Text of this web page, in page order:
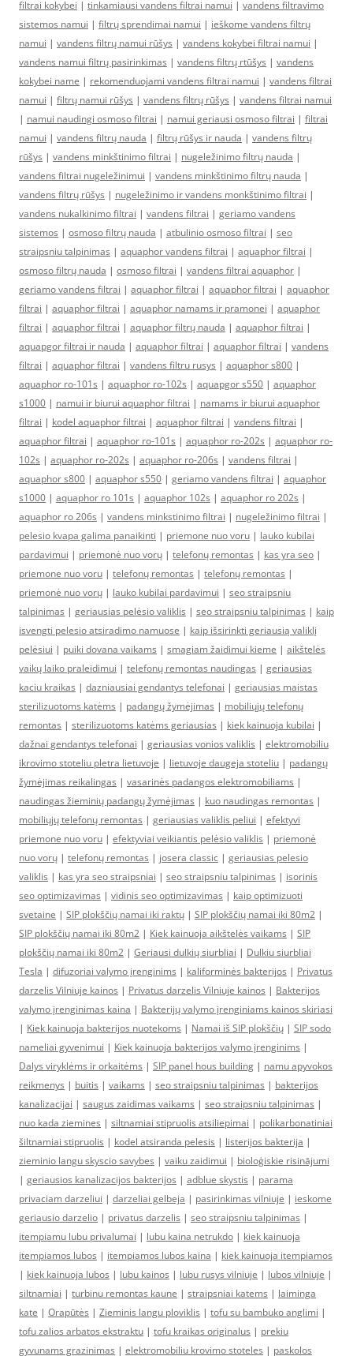
filtrai kokybei | tinkamiausi vandens filtrai namui | vandens filtravimo
sistemos namui | filtrų sprendimai namui | ieškome vandens filtrų
namui | vandens filtrų namui rūšys | vandens kokybei filtrai namui |
vandens namui filtrų pasirinkimas | vandens filtrų rtūšys | vandens
kokybei name | rekomenduojami vandens filtrai namui | vandens filtrai
namui | filtrų namui rūšys | vandens filtrų rūšys | vandens filtrai namui
| namui naudingi osmoso filtrai | namui geriausi osmoso filtrai | filtrai
namui | vandens filtrų nauda | filtrų rūšys ir nauda | vandens filtrų
rūšys | vandens minkštinimo filtrai | nugeležinimo filtrų nauda |
vandens filtrai nugeležinimui | vandens minkštinimo filtrų nauda |
vandens filtrų rūšys | nugeležinimo ir vandens monkštinimo filtrai |
vandens nukalkinimo filtrai | vandens filtrai | geriamo vandens
sistemos | osmoso filtrų nauda | atbulinio osmoso filtrai | seo
straipsniu talpinimas | aquaphor vandens filtrai | aquaphor filtrai |
osmoso filtrų nauda | osmoso filtrai | vandens filtrai aquaphor |
geriamo vandens filtrai | aquaphor filtrai | aquaphor filtrai | aquaphor
filtrai | aquaphor filtrai | aquaphor namams ir pramonei | aquaphor
filtrai | aquaphor filtrai | aquaphor filtrų nauda | aquaphor filtrai |
aquapgor filtrai ir nauda | aquaphor filtrai | aquaphor filtrai | vandens
filtrai | aquaphor filtrai | vandens filtru rusys | aquaphor s800 |
aquaphor ro-101s | aquaphor ro-102s | aquapgor s550 | aquaphor
s1000 | namui ir biurui aquaphor filtrai | namams ir biurui aquaphor
filtrai | kodel aquaphor filtrai | aquaphor filtrai | vandens filtrai |
aquaphor filtrai | aquaphor ro-101s | aquaphor ro-202s | aquaphor ro-
102s | aquaphor ro-202s | aquaphor ro-206s | vandens filtrai |
aquaphor s800 | aquaphor s550 | geriamo vandens filtrai | aquaphor
s1000 | aquaphor ro 101s | aquaphor 102s | aquaphor ro 202s |
aquaphor ro 206s | vandens minkstinimo filtrai | nugeležinimo filtrai |
pelesio kvapa galima panaikinti | priemone nuo voru | lauko kubilai
pardavimui | priemonė nuo vorų | telefonų remontas | kas yra seo |
priemone nuo voru | telefonų remontas | telefonų remontas |
priemonė nuo vorų | lauko kubilai pardavimui | seo straipsniu
talpinimas | geriausias pelėsio valiklis | seo straipsniu talpinimas | kaip
isvengti pelesio atsiradimo namuose | kaip išsirinkti geriausią valiklį
pelėsiui | puiki dovana vaikams | smagiam žaidimui kieme | aikštelės
vaikų laiko praleidimui | telefonų remontas naudingas | geriausias
kaciu kraikas | dazniausiai gendantys telefonai | geriausias maistas
sterilizuotoms katėms | padangų žymėjimas | mobiliųjų telefonų
remontas | sterilizuotoms katėms geriausias | kiek kainuoja kubilai |
dažnai gendantys telefonai | geriausias vonios valiklis | elektromobiliu
ikrovimo stoteliu pletra lietuvoje | lietuvoje daugeja stoteliu | padangų
žymėjimas reikalingas | vasarinės padangos elektromobiliams |
naudingas žieminių padangų žymėjimas | kuo naudingas remontas |
mobiliųjų telefonų remontas | geriausias valiklis peliui | efektyvi
priemone nuo voru | efektyviai veikiantis pelėsio valiklis | priemonė
nuo vorų | telefonų remontas | josera classic | geriausias pelesio
valiklis | kas yra seo straipsniai | seo straipsniu talpinimas | isorinis
seo optimizavimas | vidinis seo optimizavimas | kaip optimizuoti
svetaine | SIP plokščių namai iki raktų | SIP plokščių namai iki 80m2 |
SIP plokščių namai iki 80m2 | Kiek kainuoja aikštelės vaikams | SIP
plokščių namai iki 80m2 | Geriausi dulkių siurbliai | Dulkiu siurbliai
Tesla | difuzoriai valymo įrenginims | kaliforminės bakterijos | Privatus
darzelis Vilniuje kainos | Privatus darzelis Vilniuje kainos | Bakterijos
valymo įrenginimas kaina | Bakterijų valymo įrenginiams kainos skiriasi
| Kiek kainuoja bakterijos nuotekoms | Namai iš SIP plokščių | SIP sodo
nameliai gyvenimui | Kiek kainuoja bakterijos valymo įrenginims |
Dalys viryklėms ir orkaitėms | SIP panel hous building | namu apyvokos
reikmenys | buitis | vaikams | seo straipsniu talpinimas | bakterijos
kanalizacijai | saugus zaidimas vaikams | seo straipsniu talpinimas |
nuo kada ziemines | siltnamiai stipruolis atsiliepimai | polikarbonatiniai
šiltnamiai stipruolis | kodel atsiranda pelesis | listerijos bakterija |
zieminio langu skyscio savybes | vaiku zaidimui | bioloģiskie risinājumi
| geriausios kanalizacijos bakterijos | adblue skystis | parama
privaciam darzeliui | darzeliai gelbeja | pasirinkimas vilniuje | ieskome
geriausio darzelio | privatus darzelis | seo straipsniu talpinimas |
itempiamu lubu privalumai | lubu kaina netrukdo | kiek kainuoja
itempiamos lubos | itempiamos lubos kaina | kiek kainuoja itempiamos
| kiek kainuoja lubos | lubu kainos | lubu rusys vilniuje | lubos vilniuje |
siltnamiai | turbinu remontas kaune | straipsniai katems | laiminga
kate | Orapūtės | Zieminis langu ploviklis | tofu su bambuko anglimi |
tofu zalios arbatos ekstraktu | tofu kraikas originalus | prekiu
gyvunams grazinimas | elektromobiliu krovimo stoteles | paskolos